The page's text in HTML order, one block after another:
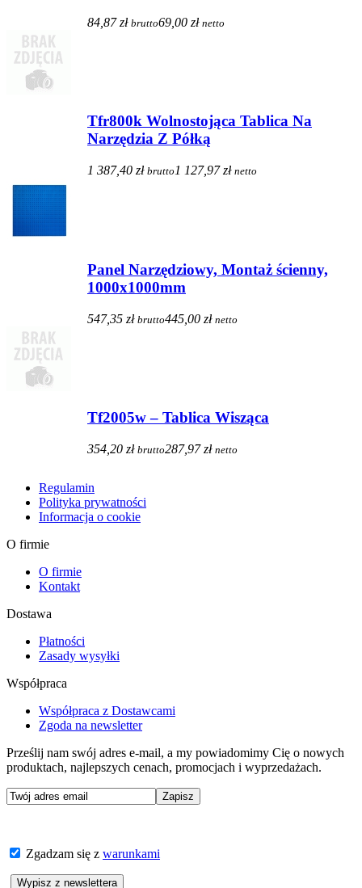
84,87 zł brutto69,00 zł netto
Tfr800k Wolnostojąca Tablica Na
Narzędzia Z Półką
1 387,40 zł brutto 1 127,97 zł netto
Panel Narzędziowy, Montaż ścienny,
1000x1000mm
547,35 zł brutto445,00 zł netto
Tf2005w – Tablica Wisząca
354,20 zł brutto287,97 zł netto
Regulamin
Polityka prywatności
Informacja o cookie
O firmie
O firmie
Kontakt
Dostawa
Płatności
Zasady wysyłki
Współpraca
Współpraca z Dostawcami
Zgoda na newsletter
Prześlij nam swój adres e-mail, a my powiadomimy Cię o nowych
produktach, najlepszych cenach, promocjach i wyprzedażach.
Zgadzam się z warunkami